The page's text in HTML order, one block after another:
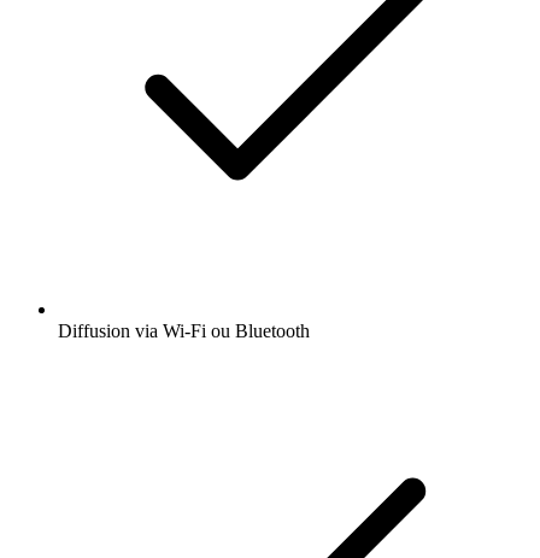
Diffusion via Wi-Fi ou Bluetooth